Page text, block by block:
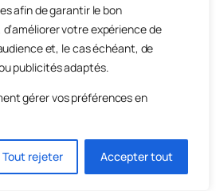
afin de garantir le bon
votre expérience de
et, le cas échéant, de
publicités adaptés.
gérer vos préférences en
Tout rejeter Accepter tout
de divorce.
→
que les
veulent
avant de